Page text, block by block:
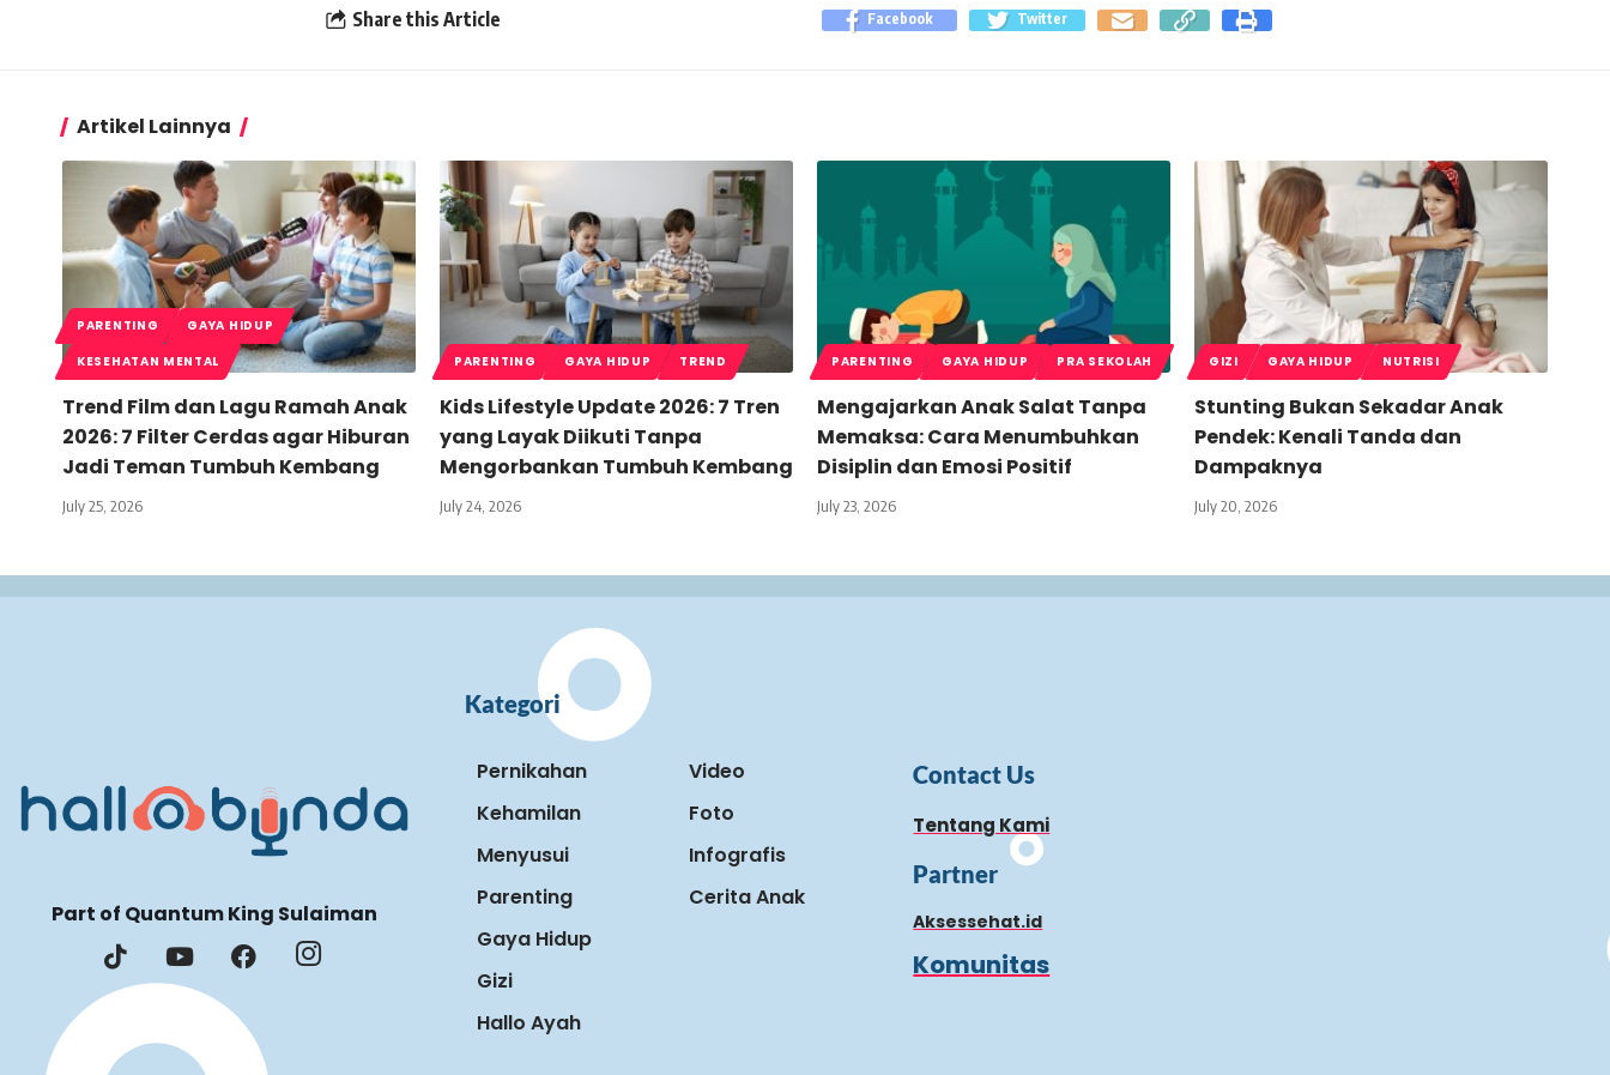
Share this Article Facebook Twitter
Artikel Lainnya
PARENTING
GAYA HIDUP
KESEHATAN MENTAL
Trend Film dan Lagu Ramah Anak
2026: 7 Filter Cerdas agar Hiburan
Jadi Teman Tumbuh Kembang
July 25, 2026
PARENTING GAYA HIDUP TREND
Kids Lifestyle Update 2026: 7 Tren
yang Layak Diikuti Tanpa
Mengorbankan Tumbuh Kembang
July 24, 2026
PARENTING GAYA HIDUP PRA SEKOLAH
Mengajarkan Anak Salat Tanpa
Memaksa: Cara Menumbuhkan
Disiplin dan Emosi Positif
July 23, 2026
GIZI GAYA HIDUP NUTRISI
Stunting Bukan Sekadar Anak
Pendek: Kenali Tanda dan
Dampaknya
July 20, 2026
Part of Quantum King Sulaiman
Kategori
Pernikahan
Kehamilan
Menyusui
Parenting
Gaya Hidup
Gizi
Hallo Ayah
Video
Foto
Infografis
Cerita Anak
Contact Us
Tentang Kami
Partner
Aksessehat.id
Komunitas